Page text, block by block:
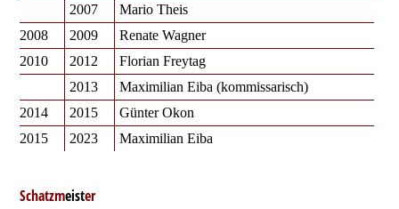
2007
Mario Theis
2008
2009
Renate Wagner
2010
2012
Florian Freytag
2013
Maximilian Eiba (kommissarisch)
2014
2015
Günter Okon
2015
2023 Maximilian Eiba
Schatzmeister